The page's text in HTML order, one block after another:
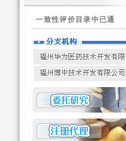
·一致性评价目录中已通